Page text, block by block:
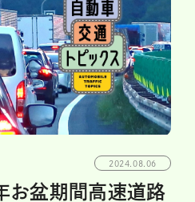
2024.08.06
お盆期間高速道路